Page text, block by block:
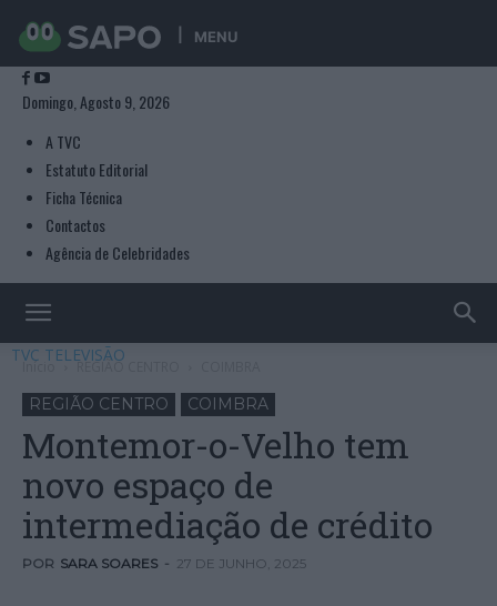
MENU
Domingo, Agosto 9, 2026
A TVC
Estatuto Editorial
Ficha Técnica
Contactos
Agência de Celebridades
TVC TELEVISÃO
Início REGIÃO CENTRO
REGIÃO CENTRO COIMBRA
Montemor-o-Velho tem
novo espaço de
intermediação de crédito
POR SARA SOARES - 27 DE JUNHO, 2025